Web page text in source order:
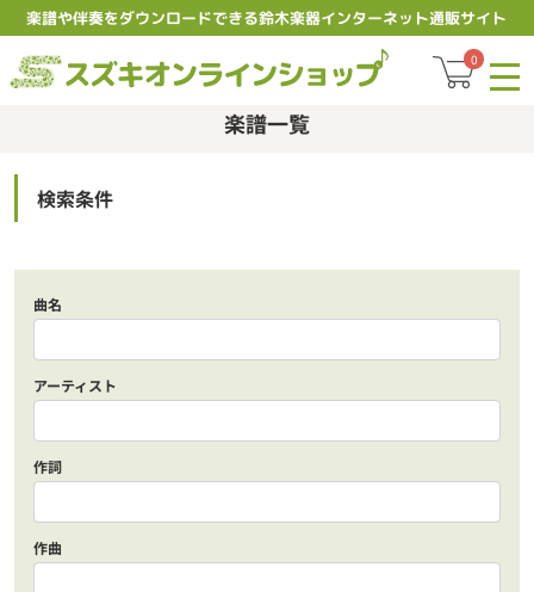
楽譜や伴奏をダウンロードできる鈴木楽器インターネット通販サイト
スズキ
0
楽譜一覧
検索条件
曲名
アーティスト
作詞
作曲